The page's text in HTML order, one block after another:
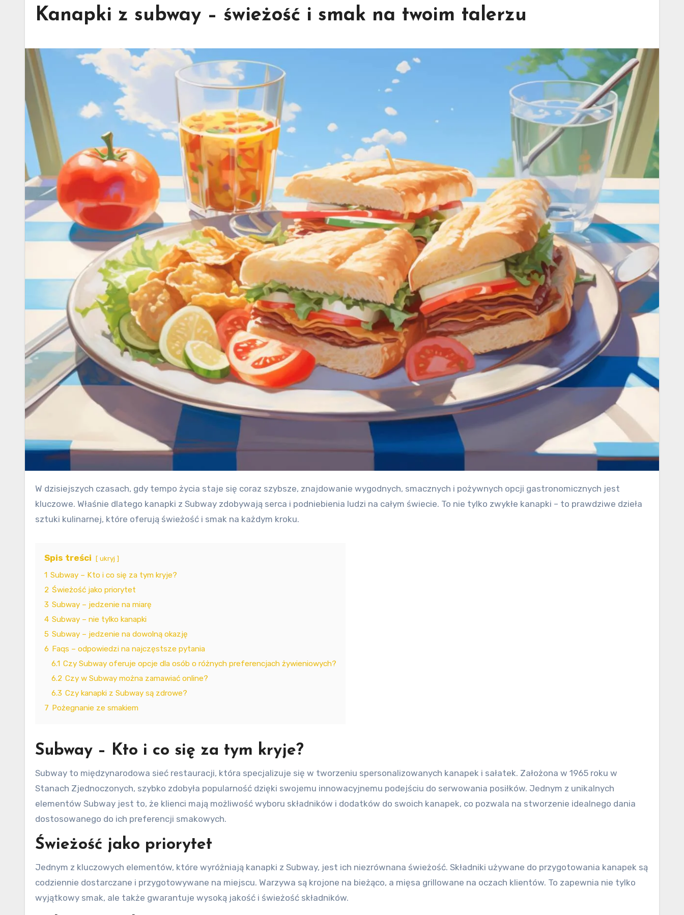
Kanapki z subway – świeżość i smak na twoim talerzu
W dzisiejszych czasach, gdy tempo życia staje się coraz szybsze, znajdowanie wygodnych, smacznych i pożywnych opcji gastronomicznych jest
kluczowe. Właśnie dlatego kanapki z Subway zdobywają serca i podniebienia ludzi na całym świecie. To nie tylko zwykłe kanapki – to prawdziwe dzieła
sztuki kulinarnej, które oferują świeżość i smak na każdym kroku.
Spis treści ukryj
1 Subway – Kto i co się za tym kryje?
2 Świeżość jako priorytet
3 Subway – jedzenie na miarę
4 Subway – nie tylko kanapki
5 Subway – jedzenie na dowolną okazję
6 Faqs – odpowiedzi na najczęstsze pytania
6.1 Czy Subway oferuje opcje dla osób o różnych preferencjach żywieniowych?
6.2 Czy w Subway można zamawiać online?
6.3 Czy kanapki z Subway są zdrowe?
7 Pożegnanie ze smakiem
Subway – Kto i co się za tym kryje?
Subway to międzynarodowa sieć restauracji, która specjalizuje się w tworzeniu spersonalizowanych kanapek i sałatek. Założona w 1965 roku w
Stanach Zjednoczonych, szybko zdobyła popularność dzięki swojemu innowacyjnemu podejściu do serwowania posiłków. Jednym z unikalnych
elementów Subway jest to, że klienci mają możliwość wyboru składników i dodatków do swoich kanapek, co pozwala na stworzenie idealnego dania
dostosowanego do ich preferencji smakowych.
Świeżość jako priorytet
Jednym z kluczowych elementów, które wyróżniają kanapki z Subway, jest ich niezrównana świeżość. Składniki używane do przygotowania kanapek są
codziennie dostarczane i przygotowywane na miejscu. Warzywa są krojone na bieżąco, a mięsa grillowane na oczach klientów. To zapewnia nie tylko
wyjątkowy smak, ale także gwarantuje wysoką jakość i świeżość składników.